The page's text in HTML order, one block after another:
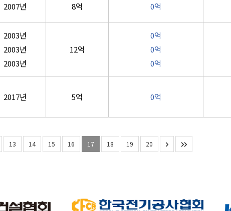
2007년 8억 0억
2003년
2003년
2003년
12억
0억
0억
0억
2017년 5억 0억
13 14 15 16 17 18 19 20